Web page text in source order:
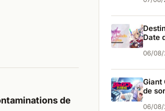
de
Date
06/
Giant
de
06/